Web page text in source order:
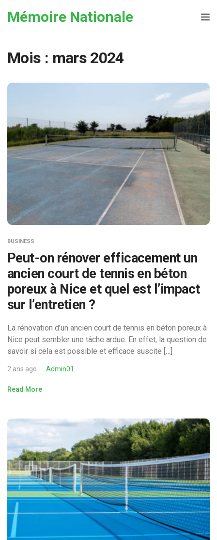
Mémoire Nationale
Mois : mars 2024
BUSINESS
Peut-on rénover efficacement un
ancien court de tennis en béton
poreux à Nice et quel est l’impact
sur l’entretien ?
La rénovation d’un ancien court de tennis en béton poreux à
Nice peut sembler une tâche ardue. En effet, la question de
savoir si cela est possible et efficace suscite […]
2 ans ago Admin01
Read More